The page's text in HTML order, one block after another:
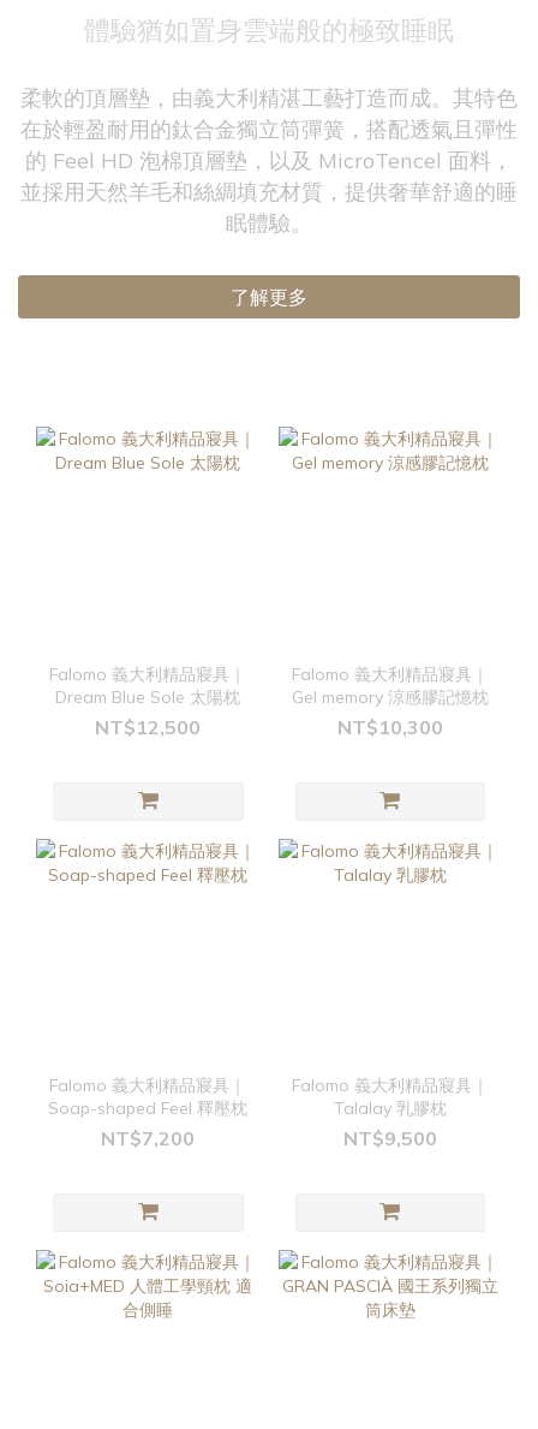
體驗猶如置身雲端般的極致睡眠
柔軟的頂層墊，由義大利精湛工藝打造而成。其特色
在於輕盈耐用的鈦合金獨立筒彈簧，搭配透氣且彈性
的 Feel HD 泡棉頂層墊，以及 MicroTencel 面料，
並採用天然羊毛和絲綢填充材質，提供奢華舒適的睡
眠體驗。
了解更多
Falomo 義大利精品寢具｜
Dream Blue Sole 太陽枕
NT$12,500
Falomo 義大利精品寢具｜
Gel memory 涼感膠記憶枕
NT$10,300
Falomo 義大利精品寢具｜
Soap-shaped Feel 釋壓枕
NT$7,200
Falomo 義大利精品寢具｜
Talalay 乳膠枕
NT$9,500